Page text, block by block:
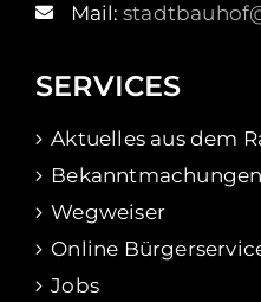
Mail:
SERVICES
Aktuelles aus dem
Bekanntmachungen
Wegweiser
Online
Jobs